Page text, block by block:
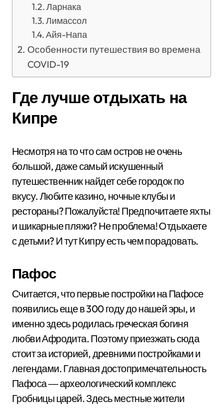
Ларнака
Лимассол
Айя-Напа
Особенности путешествия во времена
COVID-19
Где лучше отдыхать на
Кипре
Несмотря на то что сам остров не очень
большой, даже самый искушенный
путешественник найдет себе городок по
вкусу. Любите казино, ночные клубы и
рестораны? Пожалуйста! Предпочитаете яхты
и шикарные пляжи? Не проблема! Отдыхаете
с детьми? И тут Кипру есть чем порадовать.
Пафос
Считается, что первые постройки на Пафосе
появились еще в 300 году до нашей эры, и
именно здесь родилась греческая богиня
любви Афродита. Поэтому приезжать сюда
стоит за историей, древними постройками и
легендами. Главная достопримечательность
Пафоса ― археологический комплекс
Гробницы царей. Здесь местные жители